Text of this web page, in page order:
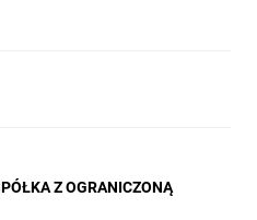
Z OGRANICZONĄ